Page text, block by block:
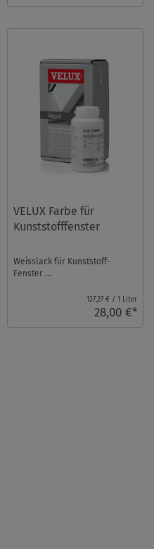
VELUX Farbe für
Kunststofffenster
Weisslack für Kunststoff-
Fenster ...
127,27 € / 1 Liter
28,00 €*